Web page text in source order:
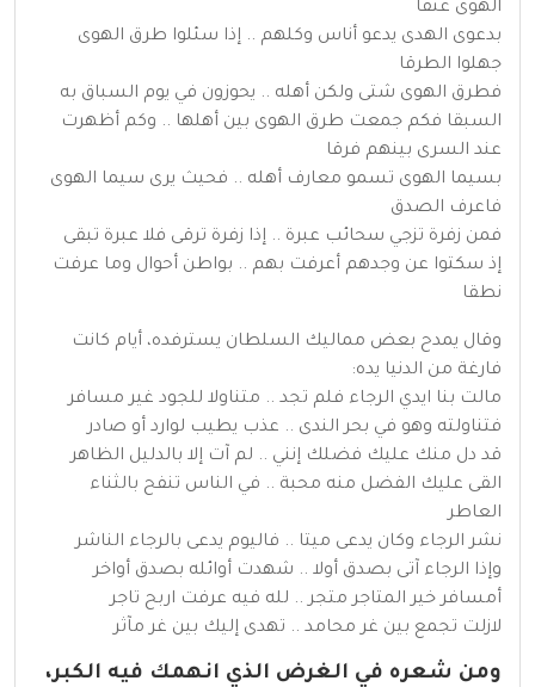
الهوى عتقا
بدعوى الهدى يدعو أناس وكلهم .. إذا سئلوا طرق الهوى
جهلوا الطرقا
فطرق الهوى شتى ولكن أهله .. يحوزون في يوم السباق به
السبقا فكم جمعت طرق الهوى بين أهلها .. وكم أظهرت
عند السرى بينهم فرقا
بسيما الهوى تسمو معارف أهله .. فحيث يرى سيما الهوى
فاعرف الصدق
فمن زفرة تزجي سحائب عبرة .. إذا زفرة ترقى فلا عبرة تبقى
إذ سكتوا عن وجدهم أعرفت بهم .. بواطن أحوال وما عرفت
نطقا
وقال يمدح بعض مماليك السلطان يسترفده، أيام كانت
فارغة من الدنيا يده:
مالت بنا ايدي الرجاء فلم تجد .. متناولا للجود غير مسافر
فتناولته وهو في بحر الندى .. عذب يطيب لوارد أو صادر
قد دل منك عليك فضلك إنني .. لم آت إلا بالدليل الظاهر
القى عليك الفضل منه محبة .. في الناس تنفح بالثناء
العاطر
نشر الرجاء وكان يدعى ميتا .. فاليوم يدعى بالرجاء الناشر
وإذا الرجاء آتى بصدق أولا .. شهدت أوائله بصدق أواخر
أمسافر خير المتاجر متجر .. لله فيه عرفت اربح تاجر
لازلت تجمع بين غر محامد .. تهدى إليك بين غر مآثر
ومن شعره في الغرض الذي انهمك فيه الكبر،